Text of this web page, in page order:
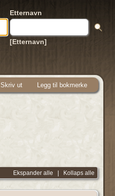
Etternavn
[Etternavn]
Skriv ut Legg til bokmerke
Ekspander alle | Kollaps alle